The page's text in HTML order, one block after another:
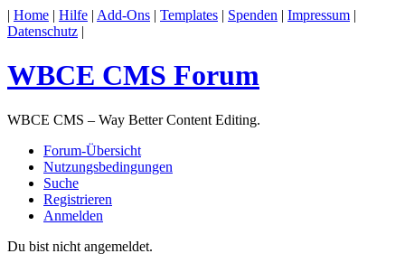
| Home | Hilfe | Add-Ons | Templates | Spenden | Impressum |
Datenschutz |
WBCE CMS Forum
WBCE CMS – Way Better Content Editing.
Forum-Übersicht
Nutzungsbedingungen
Suche
Registrieren
Anmelden
Du bist nicht angemeldet.